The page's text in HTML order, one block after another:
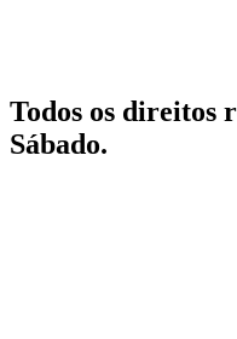
Todos os direitos
Sábado.